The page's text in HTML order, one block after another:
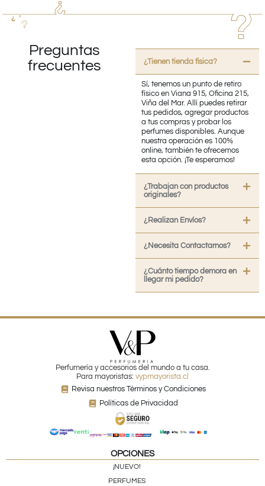
Preguntas
frecuentes
¿Tienen tienda fisica?
Sí, tenemos un punto de retiro
físico en Viana 915, Oficina 215,
Viña del Mar. Allí puedes retirar
tus pedidos, agregar productos
a tus compras y probar los
perfumes disponibles. Aunque
nuestra operación es 100%
online, también te ofrecemos
esta opción. ¡Te esperamos!
¿Trabajan con productos
originales?
¿Realizan Envíos?
¿Necesita Contactarnos?
¿Cuánto tiempo demora en
llegar mi pedido?
Perfumería y accesorios del mundo a tu casa.
Para mayoristas: vypmayorista.cl
Revisa nuestros Términos y Condiciones
Políticas de Privacidad
OPCIONES
¡NUEVO!
PERFUMES